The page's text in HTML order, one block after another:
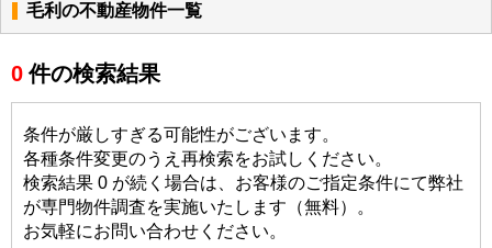
毛利の不動産物件一覧
0 件の検索結果
条件が厳しすぎる可能性がございます。
各種条件変更のうえ再検索をお試しください。
検索結果 0 が続く場合は、お客様のご指定条件にて弊社
が専門物件調査を実施いたします（無料）。
お気軽にお問い合わせください。